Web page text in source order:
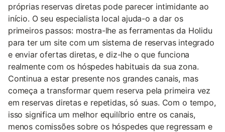
próprias reservas diretas pode parecer intimidante ao
início. O seu especialista local ajuda-o a dar os
primeiros passos: mostra-lhe as ferramentas da Holidu
para ter um site com um sistema de reservas integrado
e enviar ofertas diretas, e diz-lhe o que funciona
realmente com os hóspedes habituais da sua zona.
Continua a estar presente nos grandes canais, mas
começa a transformar quem reserva pela primeira vez
em reservas diretas e repetidas, só suas. Com o tempo,
isso significa um melhor equilíbrio entre os canais,
menos comissões sobre os hóspedes que regressam e